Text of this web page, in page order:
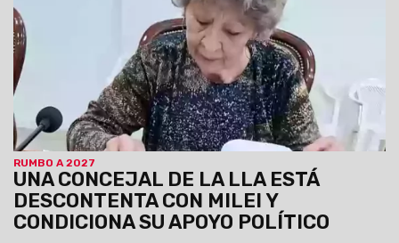
RUMBO A 2027
UNA CONCEJAL DE LA LLA ESTÁ
DESCONTENTA CON MILEI Y
CONDICIONA SU APOYO POLÍTICO
dejó trascender su descontento con la gestión
nacional y sembró dudas sobre si volverá a acompañar
a Javier Milei en una futura elección.